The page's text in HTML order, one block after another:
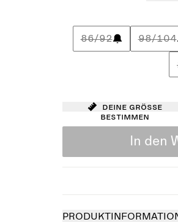
86/92 98/104
Deine Größe
bestimmen
In den